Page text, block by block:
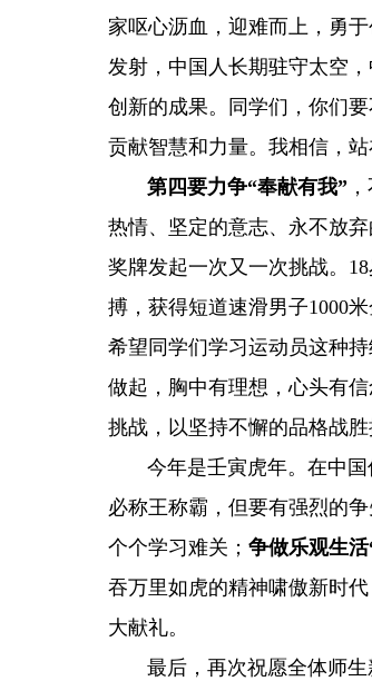
家呕心沥血，迎难而上，勇
发射，中国人长期驻守太空
创新的成果。同学们，你们
贡献智慧和力量。我相信，
第四要力争“奉献有我”
热情、坚定的意志、永不放
奖牌发起一次又一次挑战。 18
搏，获得短道速滑男子1000
希望同学们学习运动员这种
做起，胸中有理想，心头有
挑战，以坚持不懈的品格战
今年是壬寅虎年。在中国
必称王称霸，但要有强烈的
个个学习难关； 争做乐观生
吞万里如虎的精神啸傲新时
大献礼。
最后，再次祝愿全体师生